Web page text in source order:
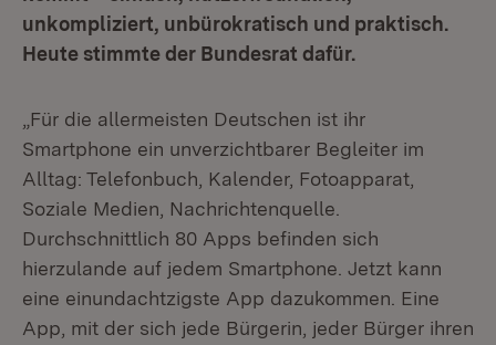
unkompliziert, unbürokratisch und praktisch.
Heute stimmte der Bundesrat dafür.
„Für die allermeisten Deutschen ist ihr
Smartphone ein unverzichtbarer Begleiter im
Alltag: Telefonbuch, Kalender, Fotoapparat,
Soziale Medien, Nachrichtenquelle.
Durchschnittlich 80 Apps befinden sich
hierzulande auf jedem Smartphone. Jetzt kann
eine einundachtzigste App dazukommen. Eine
App, mit der sich jede Bürgerin, jeder Bürger ihren